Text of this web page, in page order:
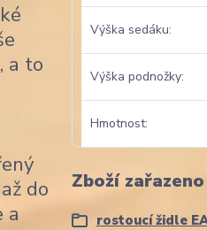
a to
do
a
Výška sedáku
Výška podnožky
Hmotnost
Zboží
rostoucí židle